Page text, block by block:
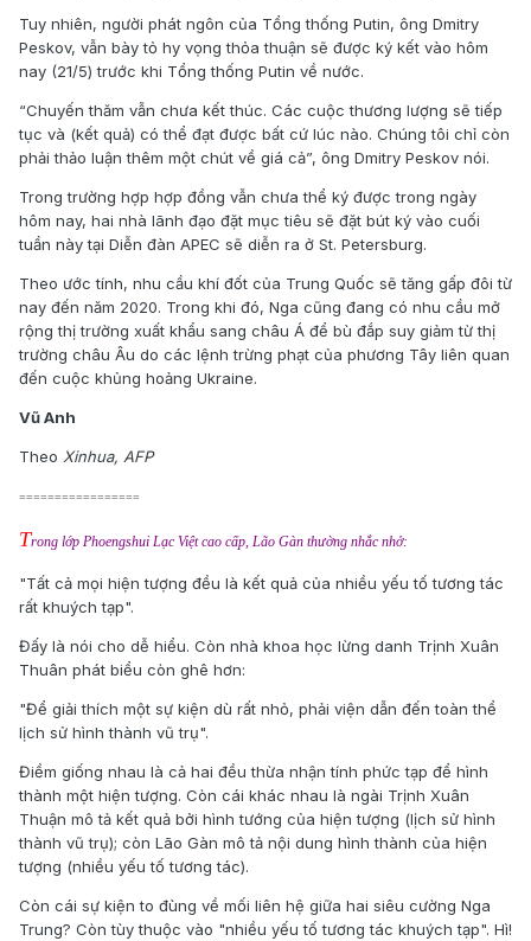
Tuy nhiên, người phát ngôn của Tổng thống Putin, ông Dmitry
Peskov, vẫn bày tỏ hy vọng thỏa thuận sẽ được ký kết vào hôm
nay (21/5) trước khi Tổng thống Putin về nước.
“Chuyến thăm vẫn chưa kết thúc. Các cuộc thương lượng sẽ tiếp
tục và (kết quả) có thể đạt được bất cứ lúc nào. Chúng tôi chỉ còn
phải thảo luận thêm một chút về giá cả”, ông Dmitry Peskov nói.
Trong trường hợp hợp đồng vẫn chưa thể ký được trong ngày
hôm nay, hai nhà lãnh đạo đặt mục tiêu sẽ đặt bút ký vào cuối
tuần này tại Diễn đàn APEC sẽ diễn ra ở St. Petersburg.
Theo ước tính, nhu cầu khí đốt của Trung Quốc sẽ tăng gấp đôi từ
nay đến năm 2020. Trong khi đó, Nga cũng đang có nhu cầu mở
rộng thị trường xuất khẩu sang châu Á để bù đắp suy giảm từ thị
trường châu Âu do các lệnh trừng phạt của phương Tây liên quan
đến cuộc khủng hoảng Ukraine.
Vũ Anh
Theo Xinhua, AFP
=================
Trong lớp Phoengshui Lạc Việt cao cấp, Lão Gàn thường nhắc nhở:
"Tất cả mọi hiện tượng đều là kết quả của nhiều yếu tố tương tác
rất khuých tạp".
Đấy là nói cho dễ hiểu. Còn nhà khoa học lừng danh Trịnh Xuân
Thuân phát biểu còn ghê hơn:
"Để giải thích một sự kiện dù rất nhỏ, phải viện dẫn đến toàn thể
lịch sử hình thành vũ trụ".
Điềm giống nhau là cả hai đều thừa nhận tính phức tạp để hình
thành một hiện tượng. Còn cái khác nhau là ngài Trịnh Xuân
Thuận mô tả kết quả bởi hình tướng của hiện tượng (lịch sử hình
thành vũ trụ); còn Lão Gàn mô tả nội dung hình thành của hiện
tượng (nhiều yếu tố tương tác).
Còn cái sự kiện to đùng về mối liên hệ giữa hai siêu cường Nga
Trung? Còn tùy thuộc vào "nhiều yếu tố tương tác khuých tạp". Hì!